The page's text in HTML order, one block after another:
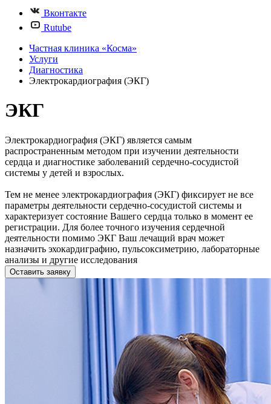
Вконтакте
Rutube
Частная клиника «Косма»
Услуги
Диагностика
Электрокардиография (ЭКГ)
ЭКГ
Электрокардиография (ЭКГ) является самым
распространенным методом при изучении деятельности
сердца и диагностике заболеваний сердечно-сосудистой
системы у детей и взрослых.
Тем не менее электрокардиография (ЭКГ) фиксирует не все
параметры деятельности сердечно-сосудистой системы и
характеризует состояние Вашего сердца только в момент ее
регистрации. Для более точного изучения сердечной
деятельности помимо ЭКГ Ваш лечащий врач может
назначить эхокардиграфию, пульсоксиметрию, лабораторные
анализы и другие исследования
Оставить заявку